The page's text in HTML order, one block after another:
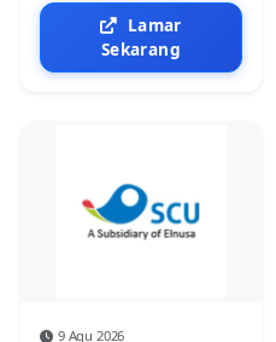
Lamar
Sekarang
9 Agu 2026